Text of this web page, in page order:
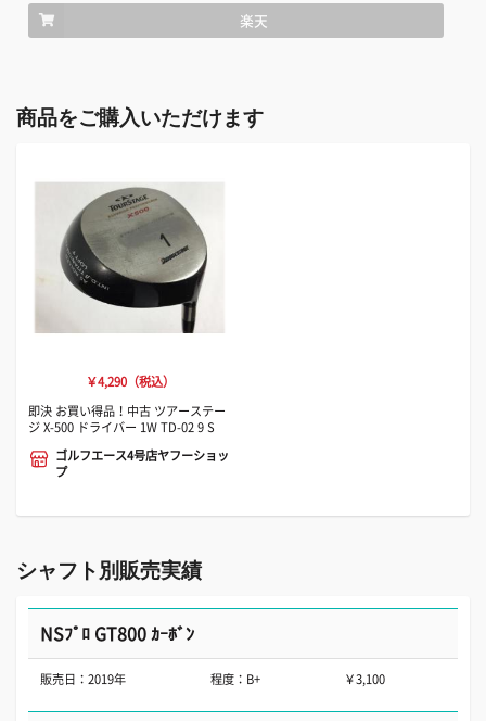
楽天
商品をご購入いただけます
￥4,290（税込）
即決 お買い得品！中古 ツアーステー
ジ X-500 ドライバー 1W TD-02 9 S
ゴルフエース4号店ヤフーショッ
プ
シャフト別販売実績
NSﾌﾟﾛ GT800 ｶｰﾎﾞﾝ
販売日：2019年 程度：B+ ￥3,100